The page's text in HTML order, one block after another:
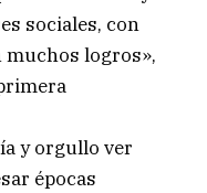
sociales, con
logros»,
y orgullo ver
épocas